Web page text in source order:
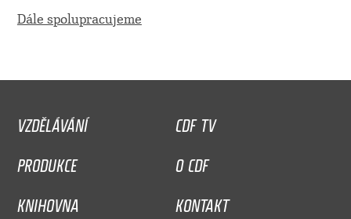
Dále spolupracujeme
VZDĚLÁVÁNÍ
CDF TV
PRODUKCE
O CDF
KNIHOVNA
KONTAKT